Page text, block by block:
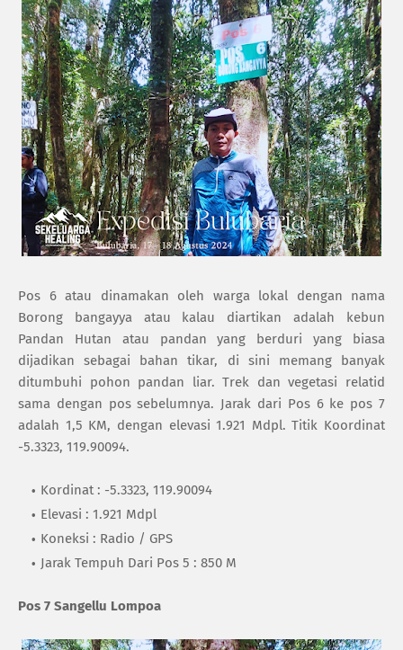
Pos 6 atau dinamakan oleh warga lokal dengan nama
Borong bangayya atau kalau diartikan adalah kebun
Pandan Hutan atau pandan yang berduri yang biasa
dijadikan sebagai bahan tikar, di sini memang banyak
ditumbuhi pohon pandan liar. Trek dan vegetasi relatid
sama dengan pos sebelumnya. Jarak dari Pos 6 ke pos 7
adalah 1,5 KM, dengan elevasi 1.921 Mdpl. Titik Koordinat
-5.3323, 119.90094.
Kordinat : -5.3323, 119.90094
Elevasi : 1.921 Mdpl
Koneksi : Radio / GPS
Jarak Tempuh Dari Pos 5 : 850 M
Pos 7 Sangellu Lompoa